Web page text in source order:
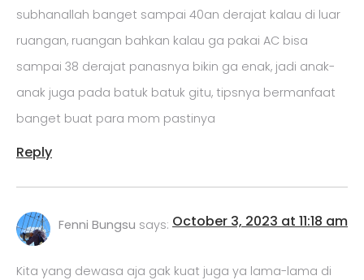
subhanallah banget sampai 40an derajat kalau di luar
ruangan, ruangan bahkan kalau ga pakai AC bisa
sampai 38 derajat panasnya bikin ga enak, jadi anak-
anak juga pada batuk batuk gitu, tipsnya bermanfaat
banget buat para mom pastinya
Reply
Fenni Bungsu says: October 3, 2023 at 11:18 am
Kita yang dewasa aja gak kuat juga ya lama-lama di